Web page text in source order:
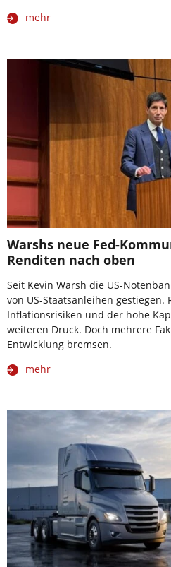
mehr
Warshs neue Fed-
Renditen nach oben
Seit Kevin Warsh die US-
von US-Staatsanleihen gestiegen.
Inflationsrisiken und der hohe
weiteren Druck. Doch mehrere
Entwicklung bremsen.
mehr